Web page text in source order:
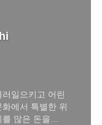
일으키고 어린
에서 특별한 위
를 많은 돈을…